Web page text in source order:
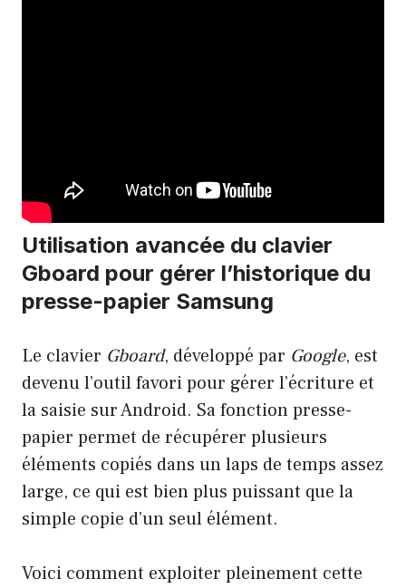
Utilisation avancée du clavier
Gboard pour gérer l’historique du
presse-papier Samsung
Le clavier Gboard, développé par Google, est
devenu l’outil favori pour gérer l’écriture et
la saisie sur Android. Sa fonction presse-
papier permet de récupérer plusieurs
éléments copiés dans un laps de temps assez
large, ce qui est bien plus puissant que la
simple copie d’un seul élément.
Voici comment exploiter pleinement cette